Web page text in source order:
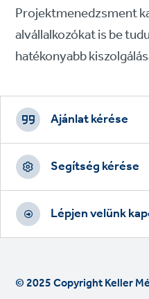
Projektmenedzsment
alvállalkozókat is be
hatékonyabb
Footer
CTAs
Ajánlat kérése
Segítség kérése
Lépjen velünk
© 2025 Copyright Keller